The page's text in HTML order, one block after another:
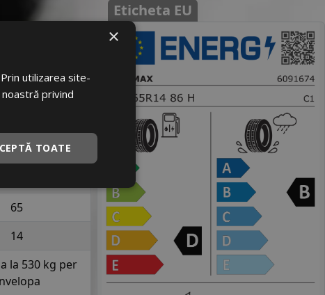
S130
65
14
la 530 kg per
Eticheta EU
×
utilizarea site-
privind
TOATE